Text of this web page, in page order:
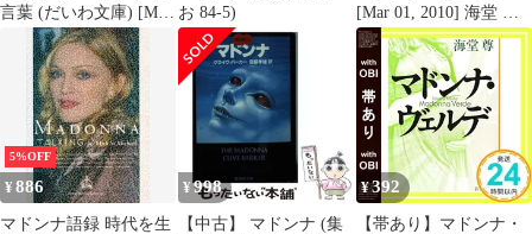
言葉 (だいわ文庫) [Mar
09， 2019] 山口 路子
お 84-5)
[Mar 01, 2010] 海堂 尊
_02
5%OFF
¥886
マドンナ語録 時代を生
¥ 998
【中古】 マドンナ (集
¥392
【帯あり】マドンナ・